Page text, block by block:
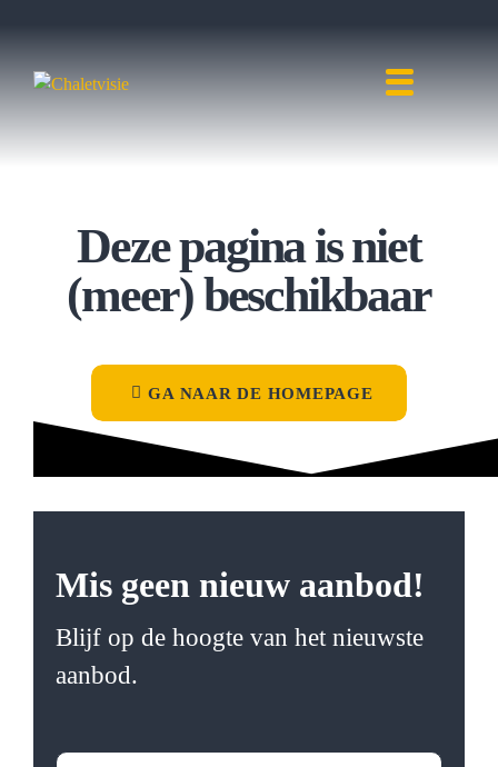
Deze pagina is niet
(meer) beschikbaar
GA NAAR DE HOMEPAGE
Mis geen nieuw aanbod!
Blijf op de hoogte van het nieuwste
aanbod.